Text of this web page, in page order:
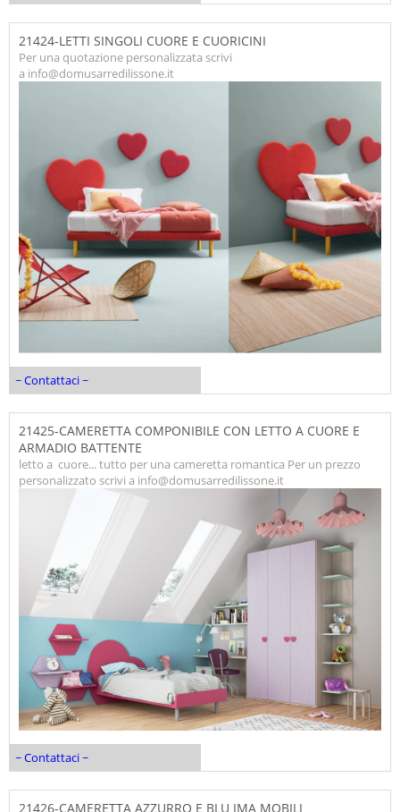
21424-LETTI SINGOLI CUORE E CUORICINI
Per una quotazione personalizzata scrivi
a info@domusarredilissone.it
~ Contattaci ~
21425-CAMERETTA COMPONIBILE CON LETTO A CUORE E
ARMADIO BATTENTE
letto a cuore... tutto per una cameretta romantica Per un prezzo
personalizzato scrivi a info@domusarredilissone.it
~ Contattaci ~
21426-CAMERETTA AZZURRO E BLU IMA MOBILI